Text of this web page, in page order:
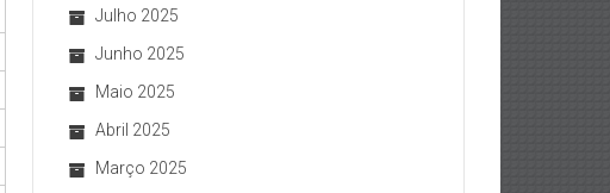
Julho 2025
Junho 2025
Maio 2025
Abril 2025
Março 2025